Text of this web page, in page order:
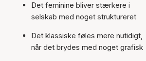
Det feminine bliver stærkere i
selskab med noget struktureret
Det klassiske føles mere nutidigt,
når det brydes med noget grafisk